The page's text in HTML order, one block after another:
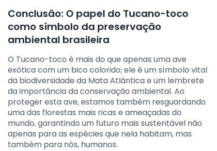
Conclusão: O papel do Tucano-toco
como símbolo da preservação
ambiental brasileira
O Tucano-toco é mais do que apenas uma ave
exótica com um bico colorido; ele é um símbolo vital
da biodiversidade da Mata Atlântica e um lembrete
da importância da conservação ambiental. Ao
proteger esta ave, estamos também resguardando
uma das florestas mais ricas e ameaçadas do
mundo, garantindo um futuro mais sustentável não
apenas para as espécies que nela habitam, mas
também para nós, humanos.